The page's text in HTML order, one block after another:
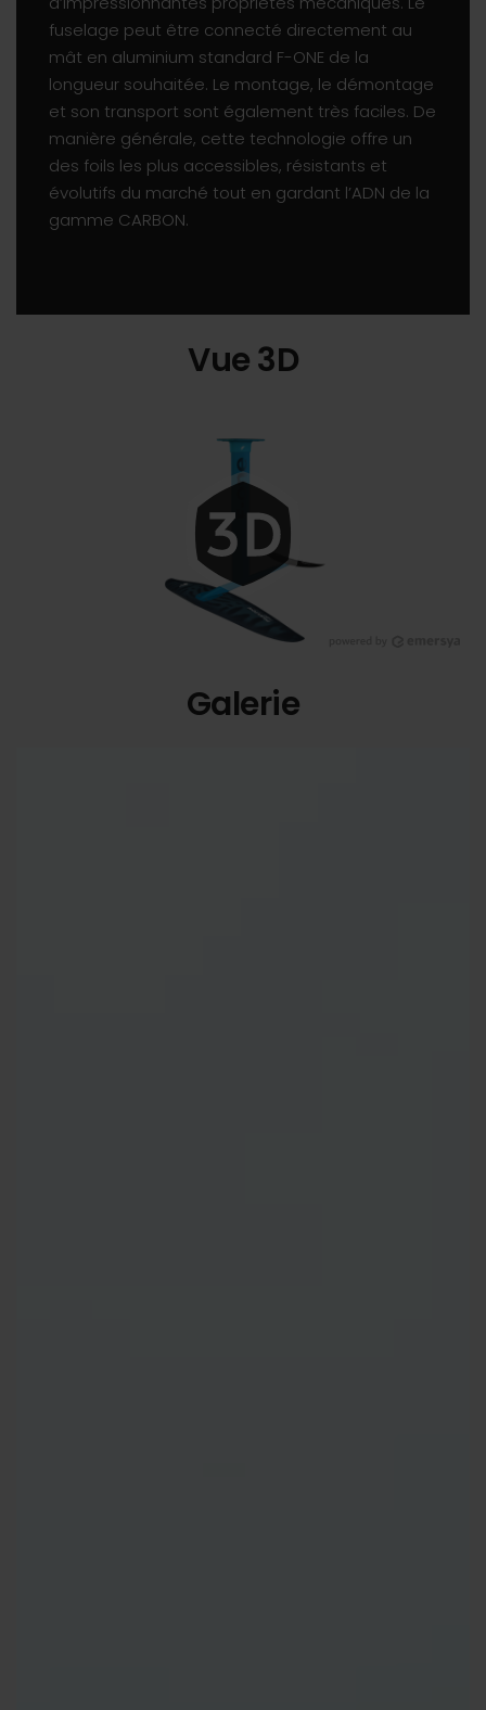
fuselage peut être connecté directement au
mât en aluminium standard F-ONE de la
longueur souhaitée. Le montage, le démontage
et son transport sont également très faciles. De
manière générale, cette technologie offre un
des foils les plus accessibles, résistants et
évolutifs du marché tout en gardant l’ADN de la
gamme CARBON.
Vue 3D
Galerie